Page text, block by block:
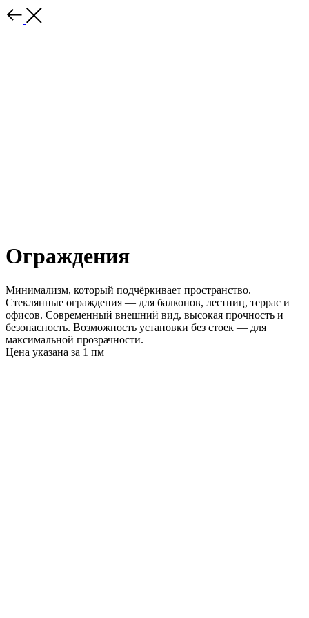
Ограждения
Минимализм, который подчёркивает пространство.
Стеклянные ограждения — для балконов, лестниц, террас и
офисов. Современный внешний вид, высокая прочность и
безопасность. Возможность установки без стоек — для
максимальной прозрачности.
Цена указана за 1 пм